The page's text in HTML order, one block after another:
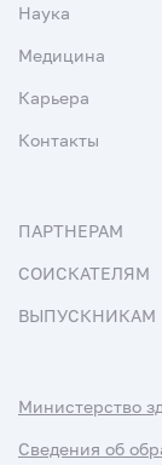
Наука
Медицина
Карьера
Контакты
ПАРТНЕРАМ
СОИСКАТЕЛЯМ
ВЫПУСКНИКАМ
Министерство
Сведения об